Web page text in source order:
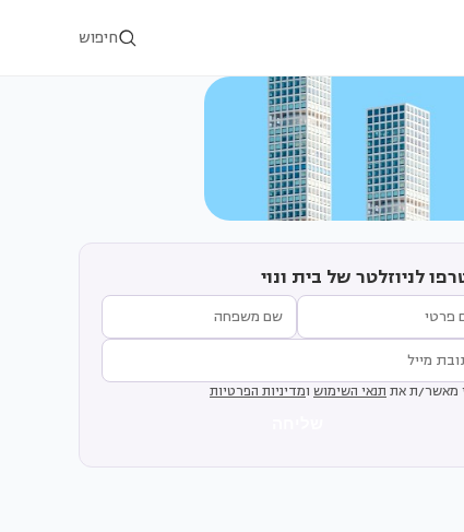
חיפוש
לניוזלטר של בית ונוי
מאשר/ת אתתנאי השימוש ומדיניות הפרטיות